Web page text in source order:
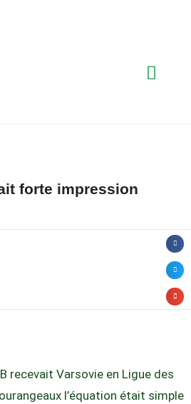
forte impression
recevait Varsovie en Ligue des
l’équation était simple